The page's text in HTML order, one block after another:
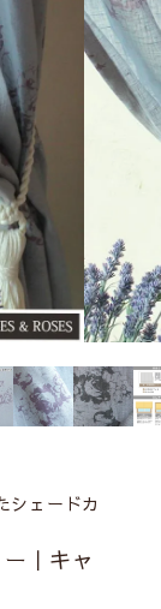
シェードカ
｜キャ